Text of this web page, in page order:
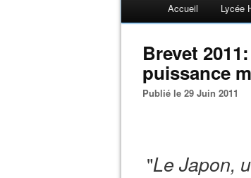
Accueil Lycée
Brevet
puissance
Publié le 29 Juin 2011
"Le Japon,